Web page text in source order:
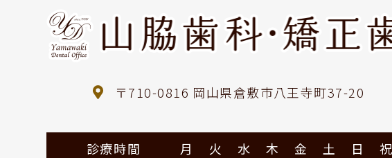
〒710-0816 岡山県倉敷市八王寺町37-20
診療時間 月 火 水 木 金 土 日
祝